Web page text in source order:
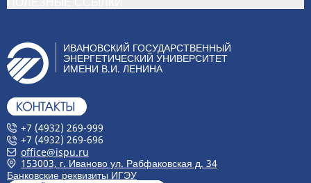
ИВАНОВСКИЙ ГОСУДАРСТВЕННЫЙ
ЭНЕРГЕТИЧЕСКИЙ УНИВЕРСИТЕТ
ИМЕНИ В.И. ЛЕНИНА
+7 (4932) 269-999
+7 (4932) 269-696
office@ispu.ru
153003, г. Иваново ул. Рабфаковская д. 34
Банковские реквизиты ИГЭУ